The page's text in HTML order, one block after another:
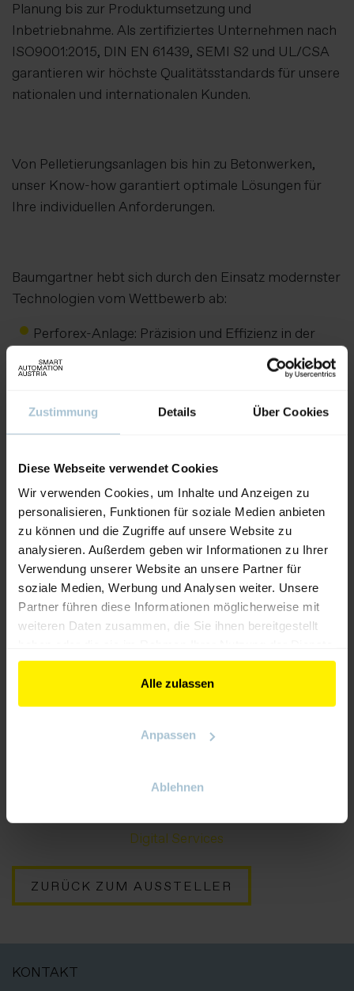
Zustimmung Details Über Cookies
Diese Webseite verwendet Cookies
Wir verwenden Cookies, um Inhalte und Anzeigen zu
personalisieren, Funktionen für soziale Medien anbieten
zu können und die Zugriffe auf unsere Website zu
analysieren. Außerdem geben wir Informationen zu Ihrer
Verwendung unserer Website an unsere Partner für
soziale Medien, Werbung und Analysen weiter. Unsere
Partner führen diese Informationen möglicherweise mit
weiteren Daten zusammen, die Sie ihnen bereitgestellt
gesammelt haben.
Alle zulassen
Anpassen
Ablehnen
Planung bis zur Produktumsetzung und
Inbetriebnahme. Als zertifiziertes Unternehmen nach
ISO9001:2015, DIN EN 61439, SEMI S2 und UL/CSA
garantieren wir höchste Qualitätsstandards für unsere
nationalen und internationalen Kunden.
Von Pelletierungsanlagen bis hin zu Betonwerken,
unser Know-how garantiert optimale Lösungen für
Ihre individuellen Anforderungen.
Baumgartner hebt sich durch den Einsatz modernster
Technologien vom Wettbewerb ab:
Perforex-Anlage: Präzision und Effizienz in der
Sauberraum / Reinraum: Höchste
Produktionsprozesse
Weitere Produkte von diesem Aussteller
Automation
Digital Services
ZURÜCK ZUM AUSSTELLER
KONTAKT